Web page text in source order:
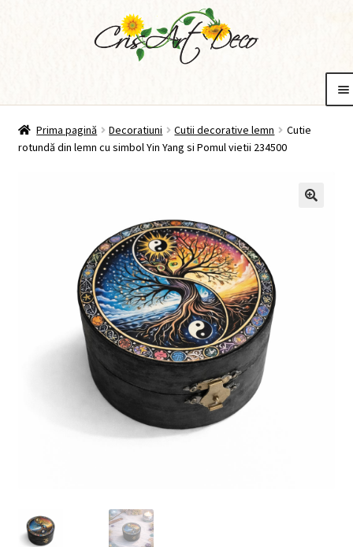
Extinde
meniul
Extinde
meniul
Extinde
meniul
Prima pagină Decoratiuni Cutii decorative lemn
Cutie
rotundă din lemn cu simbol Yin Yang si Pomul vietii 234500